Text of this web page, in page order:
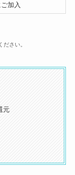
加入
さい。
元